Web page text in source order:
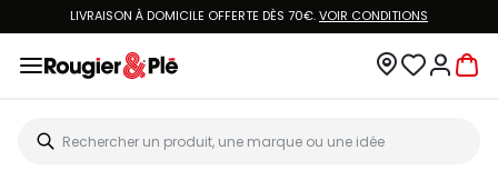
LIVRAISON À DOMICILE OFFERTE DÈS 70€.VOIR CONDITIONS